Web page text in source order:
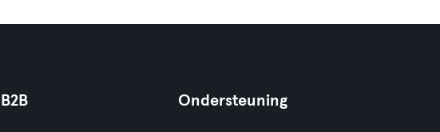
B2B Ondersteuning